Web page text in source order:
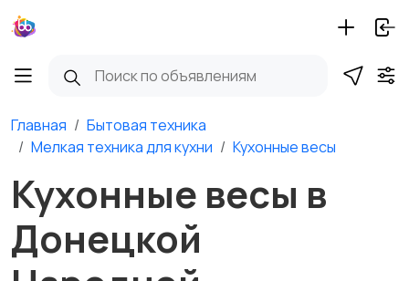
Главная
Бытовая техника
Мелкая техника для кухни
Кухонные весы
Кухонные весы в
Донецкой